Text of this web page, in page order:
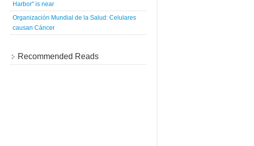
Harbor" is near
Organización Mundial de la Salud: Celulares
causan Cáncer
Recommended Reads